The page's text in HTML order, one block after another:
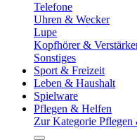
Telefone
Uhren & Wecker
Lupe
Kopfhörer &
Sonstiges
Sport & Freizeit
Leben & Haushalt
Spielware
Pflegen & Helfen
Zur Kategorie Pflegen